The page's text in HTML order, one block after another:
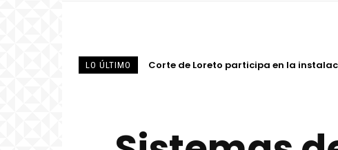
LO ÚLTIMO Corte de Loreto participa en la
Presidente del directorio de Electro